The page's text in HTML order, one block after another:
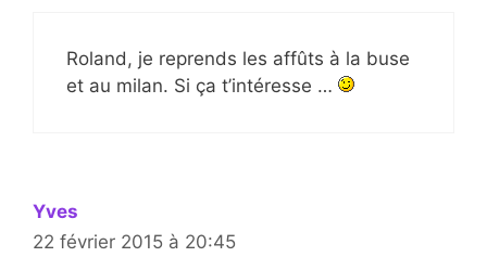
Roland, je reprends les affûts à la buse
et au milan. Si ça t’intéresse …
Yves
22 février 2015 à 20:45